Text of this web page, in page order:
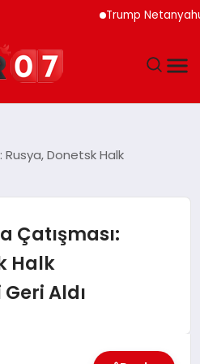
Trump Netanyahu
Rusya, Donetsk Halk
Çatışması:
Halk
Aldı